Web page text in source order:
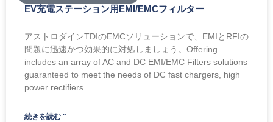
EV充電ステーション用EMI/EMCフィルター
アストロダインTDIのEMCソリューションで、EMIとRFIの
問題に迅速かつ効果的に対処しましょう。Offering
includes an array of AC and DC EMI/EMC Filters solutions
guaranteed to meet the needs of DC fast chargers, high
power rectifiers…
続きを読む "